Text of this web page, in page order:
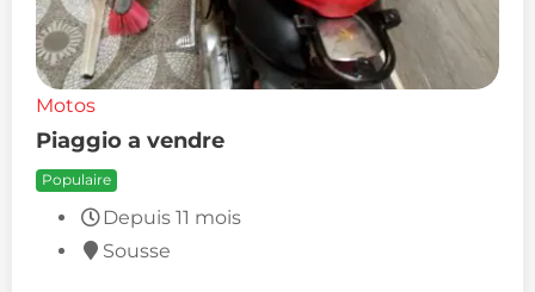
Motos
Piaggio a vendre
Populaire
Depuis 11 mois
Sousse